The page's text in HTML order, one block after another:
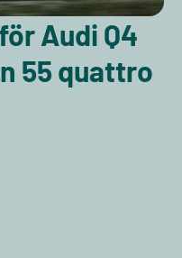
Audi Q4
55 quattro